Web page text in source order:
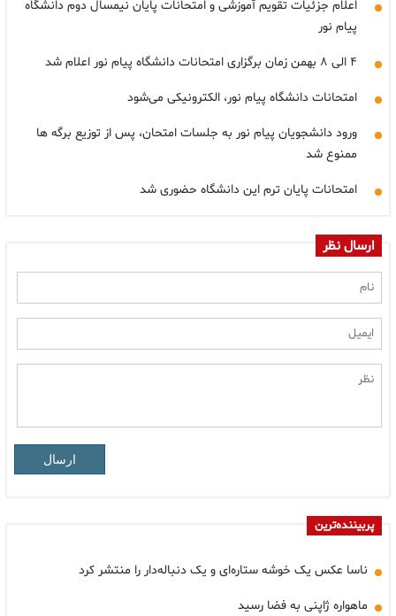
اعلام جزئیات تقویم آموزشی و امتحانات پایان نیمسال دوم دانشگاه
پیام نور
۴ الی ۸ بهمن زمان برگزاری امتحانات دانشگاه پیام نور اعلام شد
امتحانات دانشگاه پیام نور، الکترونیکی می‌شود
ورود دانشجویان پیام نور به جلسات امتحان، پس از توزیع برگه ها
ممنوع شد
امتحانات پایان ترم این دانشگاه حضوری شد
ارسال نظر
ارسال
پربیننده‌ترین
ناسا عکس یک خوشه ستاره‌ای و یک دنباله‌دار را منتشر کرد
ماهواره ژاپنی به فضا رسید